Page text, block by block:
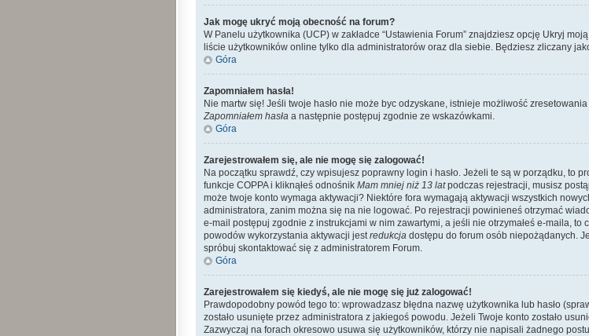
Jak mogę ukryć moją obecność na forum?
W Panelu użytkownika (UCP) w zakładce “Ustawienia Forum” znajdziesz opcję Ukryj
liście użytkowników online tylko dla administratorów oraz dla siebie. Będziesz zliczany
Góra
Zapomniałem hasła!
Nie martw się! Jeśli twoje hasło nie może byc odzyskane, istnieje możliwość
Zapomniałem hasła a następnie postępuj zgodnie ze wskazówkami.
Góra
Zarejestrowałem się, ale nie mogę się zalogować!
Na początku sprawdź, czy wpisujesz poprawny login i hasło. Jeżeli te są w porządku, to
funkcje COPPA i kliknąłeś odnośnik Mam mniej niż 13 latpodczas rejestracji, musisz
może twoje konto wymaga aktywacji? Niektóre fora wymagają aktywacji wszystkich
administratora, zanim można się na nie logować. Po rejestracji powinieneś otrzymać
e-mail postępuj zgodnie z instrukcjami w nim zawartymi, a jeśli nie otrzymałeś e-maila, to
powodów wykorzystania aktywacji jestredukcja dostępu do forum osób niepożądanych.
spróbuj skontaktować się z administratorem Forum.
Góra
Zarejestrowałem się kiedyś, ale nie mogę się już zalogować!
Prawdopodobny powód tego to: wprowadzasz błędna nazwę użytkownika lub hasło
zostało usunięte przez administratora z jakiegoś powodu. Jeżeli Twoje konto zostało
Zazwyczaj na forach okresowo usuwa się użytkowników, którzy nie napisali żadnego